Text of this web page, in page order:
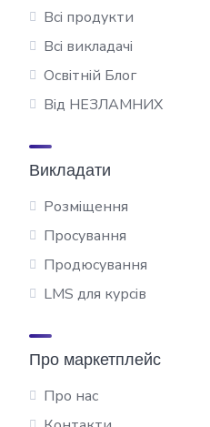
Всі продукти
Всі викладачі
Освітній Блог
Від НЕЗЛАМНИХ
Викладати
Розміщення
Просування
Продюсування
LMS для курсів
Про маркетплейс
Про нас